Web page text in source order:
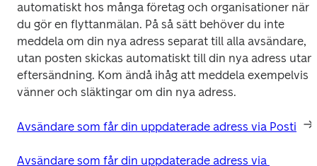
automatiskt hos många företag och organisationer när
du gör en flyttanmälan. På så sätt behöver du inte
meddela om din nya adress separat till alla avsändare,
utan posten skickas automatiskt till din nya adress utan
eftersändning. Kom ändå ihåg att meddela exempelvis
vänner och släktingar om din nya adress.
Avsändare som får din uppdaterade adress via Posti
Avsändare som får din uppdaterade adress via